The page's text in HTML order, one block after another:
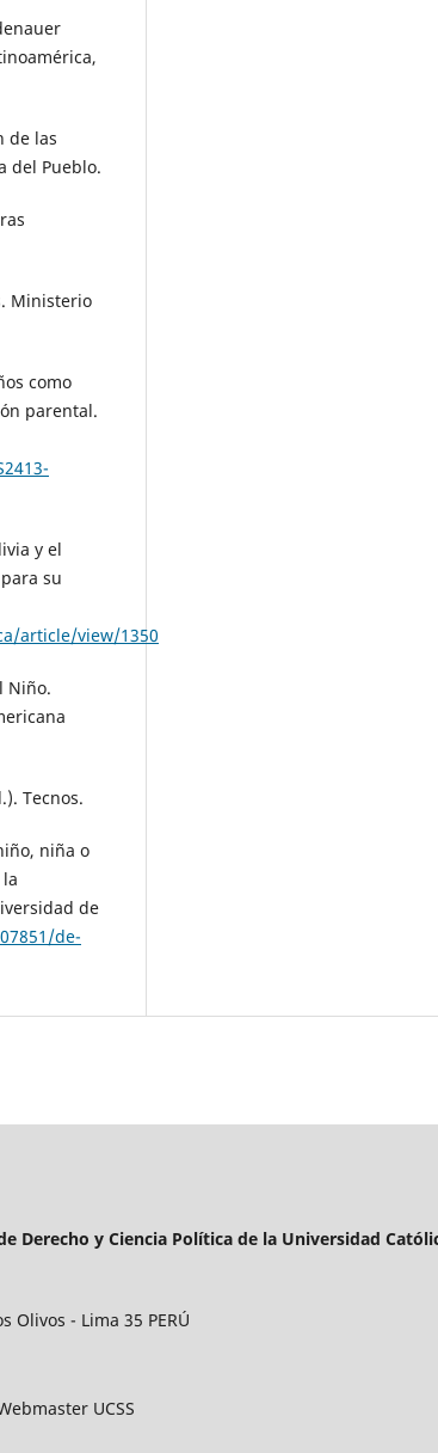
de las
del Pueblo.
Ministerio
como
parental.
y el
su
article/view/1350
Niño.
Tecnos.
niña o
de
de-
y Ciencia Política de la Universidad
Olivos - Lima 35 PERÚ
UCSS